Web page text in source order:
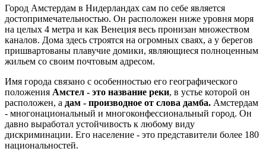
Город Амстердам в Нидерландах сам по себе является
достопримечательностью. Он расположен ниже уровня моря
на целых 4 метра и как Венеция весь пронизан множеством
каналов. Дома здесь строятся на огромных сваях, а у берегов
пришвартованы плавучие домики, являющиеся полноценным
жильем со своим почтовым адресом.
Имя города связано с особенностью его географического
положения Амстел - это название реки, в устье которой он
расположен, а дам - производное от слова дамба. Амстердам
- многонациональный и многоконфессиональный город. Он
давно выработал устойчивость к любому виду
дискриминации. Его население - это представители более 180
национальностей.